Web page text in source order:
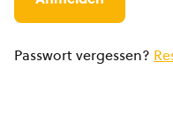
Passwort vergessen?